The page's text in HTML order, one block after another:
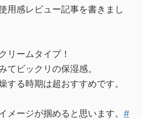
用感レビュー記事を書きまし
リームタイプ！
てビックリの保湿感。
する時期は超おすすめです。
メージが掴めると思います。 #